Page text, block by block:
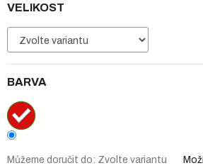
VELIKOST
BARVA
Můžeme doručit do: Zvolte variantu